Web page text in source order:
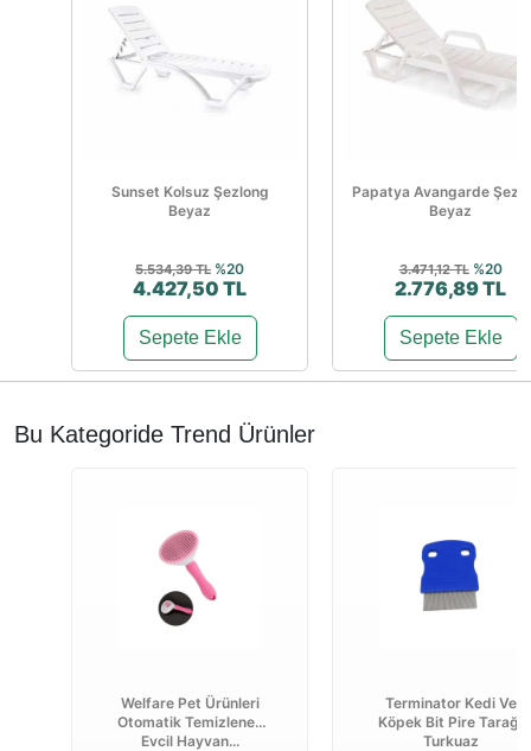
Sunset Kolsuz Şezlong
Beyaz
5.534,39 TL %20
4.427,50 TL
Sepete Ekle
Papatya Avangarde
Beyaz
3.471,12 TL %20
2.776,89 TL
Sepete Ekle
Bu Kategoride Trend Ürünler
Welfare Pet Ürünleri
Otomatik Temizlenen
Evcil Hayvan...
Terminator Kedi Ve
Köpek Bit Pire Tarağı
Turkuaz